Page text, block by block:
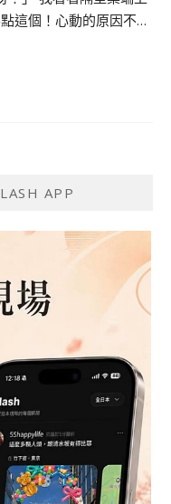
這個！心動的原因不…
APP